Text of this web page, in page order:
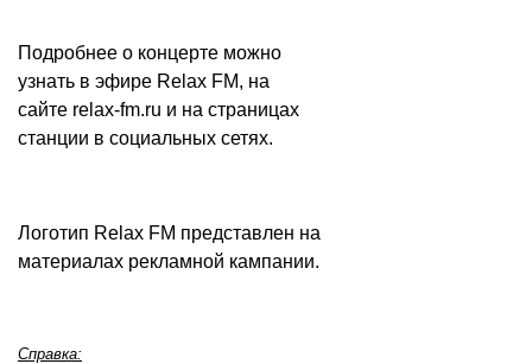
Подробнее о концерте можно
узнать в эфире Relax FM, на
сайте relax-fm.ru и на страницах
станции в социальных сетях.
Логотип Relax FM представлен на
материалах рекламной кампании.
Справка: